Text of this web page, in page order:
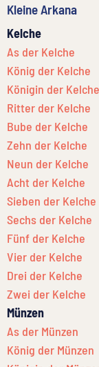
Kleine Arkana
Kelche
As der Kelche
König der Kelche
Königin der Kelche
Ritter der Kelche
Bube der Kelche
Zehn der Kelche
Neun der Kelche
Acht der Kelche
Sieben der Kelche
Sechs der Kelche
Fünf der Kelche
Vier der Kelche
Drei der Kelche
Zwei der Kelche
Münzen
As der Münzen
König der Münzen